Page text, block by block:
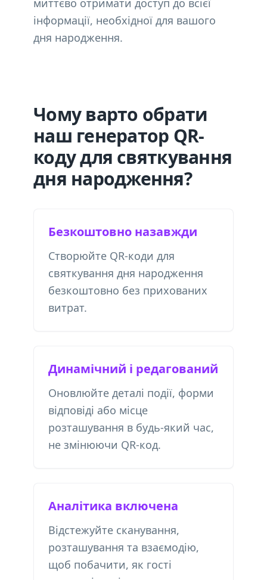
миттєво отримати доступ до всієї
інформації, необхідної для вашого
дня народження.
Чому варто обрати
наш генератор QR-
коду для святкування
дня народження?
Безкоштовно назавжди
Створюйте QR-коди для
святкування дня народження
безкоштовно без прихованих
витрат.
Динамічний і редагований
Оновлюйте деталі події, форми
відповіді або місце
розташування в будь-який час,
не змінюючи QR-код.
Аналітика включена
Відстежуйте сканування,
розташування та взаємодію,
щоб побачити, як гості